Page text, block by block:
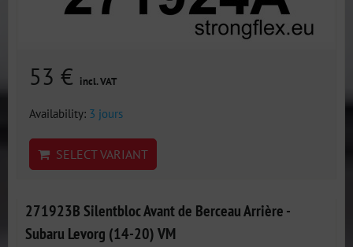
53 € incl. VAT
Availability: 3 jours
SELECT VARIANT
271923B Silentbloc Avant de Berceau Arrière -
Subaru Levorg (14-20) VM